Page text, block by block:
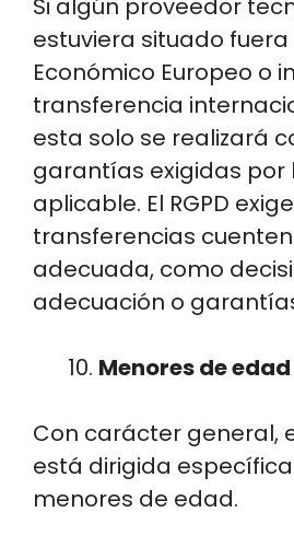
Si algún proveedor
estuviera situado fuera
Económico Europeo o
transferencia
esta solo se realizará
garantías exigidas por
aplicable. El RGPD
transferencias
adecuada, como
adecuación o
Menores de edad
Con carácter general,
está dirigida
menores de edad.